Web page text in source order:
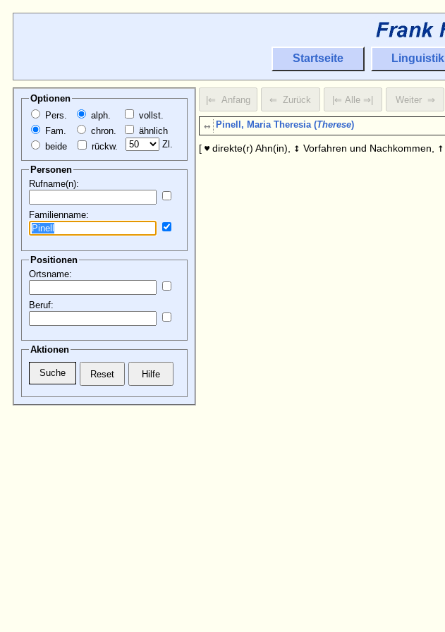
Startseite Linguistik
Optionen
Pers.
Fam.
beide
alph.
chron.
rückw.
vollst.
ähnlich
Zl.
Personen
Rufname(n):
Familienname:
Positionen
Ortsname:
Beruf:
Aktionen
↔ Pinell, Maria Theresia (Therese)
[ ♥ direkte(r) Ahn(in), ↕ Vorfahren und Nachkommen, ↑